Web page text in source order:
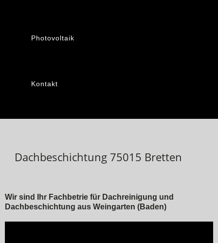
Photovoltaik
Kontakt
Dachbeschichtung 75015 Bretten
Wir sind Ihr Fachbetrie für Dachreinigung und
Dachbeschichtung aus Weingarten (Baden)